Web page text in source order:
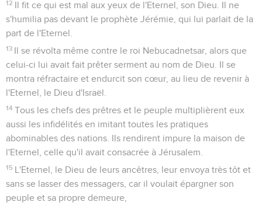
matériel et du bétail, avec des offrandes volontaires pour la
maison de Dieu à Jérusalem. »
5 Les chefs de famille de Juda et de Benjamin, les prêtres et
les Lévites, tous ceux dont Dieu réveilla l'esprit, se levèrent
pour aller reconstruire la maison de l'Eternel à Jérusalem.
6 Tous leurs voisins leur donnèrent des objets en argent, de
l'or, du matériel, du bétail et des choses de valeur, en plus
de toutes les offrandes volontaires.
7 Le roi Cyrus rendit les ustensiles de la maison de l'Eternel
que Nebucadnetsar avait amenés de Jérusalem et placés
dans le temple de son dieu.
8 Cyrus, roi de Perse, les rendit par l’intermédiaire de
Mithredath, le trésorier, qui en fit le compte pour
Sheshbatsar, le prince de Juda.